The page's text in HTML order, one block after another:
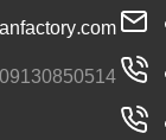
ارتباط با ما